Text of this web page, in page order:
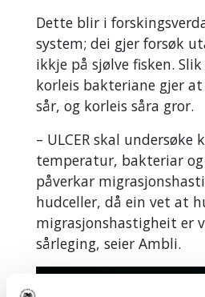
Dette blir i
system; dei gjer forsøk
ikkje på sjølve fisken.
korleis bakteriane gjer
sår, og korleis såra gror.
– ULCER skal undersøke
temperatur, bakteriar
påverkar
hudceller, då ein vet at
migrasjonshastigheit er
sårleging, seier Ambli.